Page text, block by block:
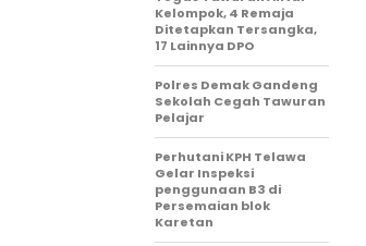
Kelompok, 4 Remaja
Ditetapkan Tersangka,
17 Lainnya DPO
Polres Demak Gandeng
Sekolah Cegah Tawuran
Pelajar
Perhutani KPH Telawa
Gelar Inspeksi
penggunaan B3 di
Persemaian blok
Karetan